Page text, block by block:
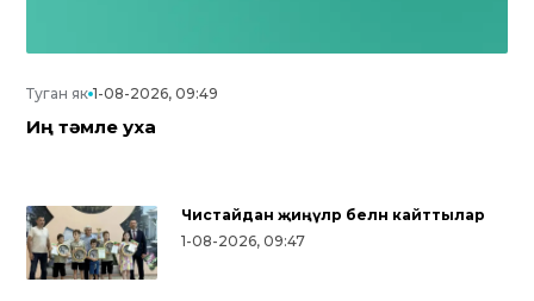
Туган як 1-08-2026, 09:49
Иң тәмле уха
Чистайдан җиңүләр белән кайттылар
1-08-2026, 09:47